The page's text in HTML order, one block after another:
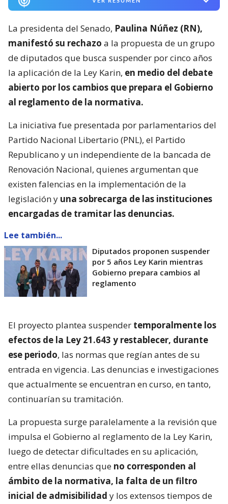
La presidenta del Senado, Paulina Núñez (RN),
manifestó su rechazo a la propuesta de un grupo
de diputados que busca suspender por cinco años
la aplicación de la Ley Karin, en medio del debate
abierto por los cambios que prepara el Gobierno
al reglamento de la normativa.
La iniciativa fue presentada por parlamentarios del
Partido Nacional Libertario (PNL), el Partido
Republicano y un independiente de la bancada de
Renovación Nacional, quienes argumentan que
existen falencias en la implementación de la
legislación y una sobrecarga de las instituciones
encargadas de tramitar las denuncias.
Lee también...
Diputados proponen suspender
por 5 años Ley Karin mientras
Gobierno prepara cambios al
reglamento
El proyecto plantea suspender temporalmente los
efectos de la Ley 21.643 y restablecer, durante
ese periodo, las normas que regían antes de su
entrada en vigencia. Las denuncias e investigaciones
que actualmente se encuentran en curso, en tanto,
continuarían su tramitación.
La propuesta surge paralelamente a la revisión que
impulsa el Gobierno al reglamento de la Ley Karin,
luego de detectar dificultades en su aplicación,
entre ellas denuncias que no corresponden al
ámbito de la normativa, la falta de un filtro
inicial de admisibilidad y los extensos tiempos de